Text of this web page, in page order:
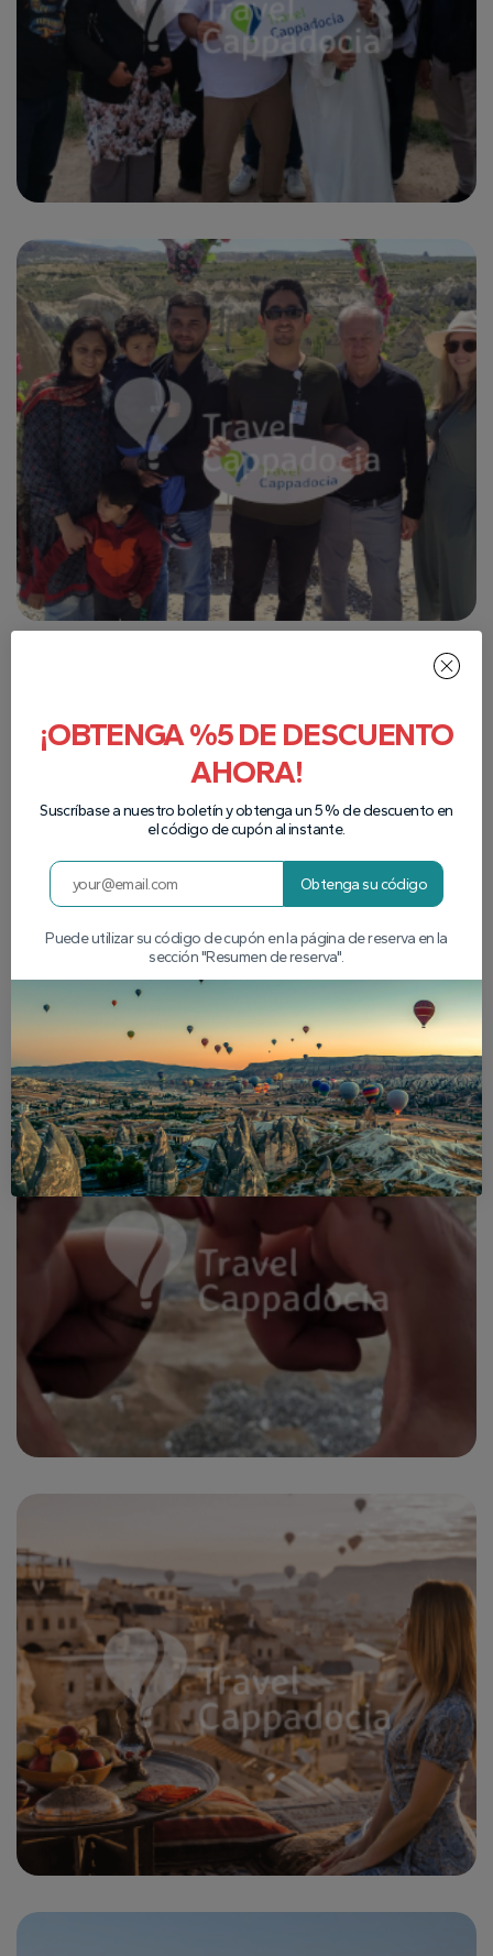
¡OBTENGA %5 DE DESCUENTO
AHORA!
Suscríbase a nuestro boletín y obtenga un 5 % de descuento en
el código de cupón al instante.
Obtenga su código
Puede utilizar su código de cupón en la página de reserva en la
sección "Resumen de reserva".